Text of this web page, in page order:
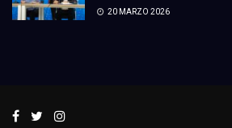
20 MARZO 2026